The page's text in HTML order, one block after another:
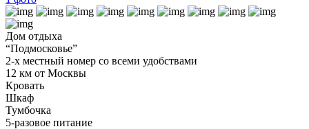
Дом отдыха
“Подмосковье”
2-х местный номер со всеми удобствами
12 км от Москвы
Кровать
Шкаф
Тумбочка
5-разовое питание